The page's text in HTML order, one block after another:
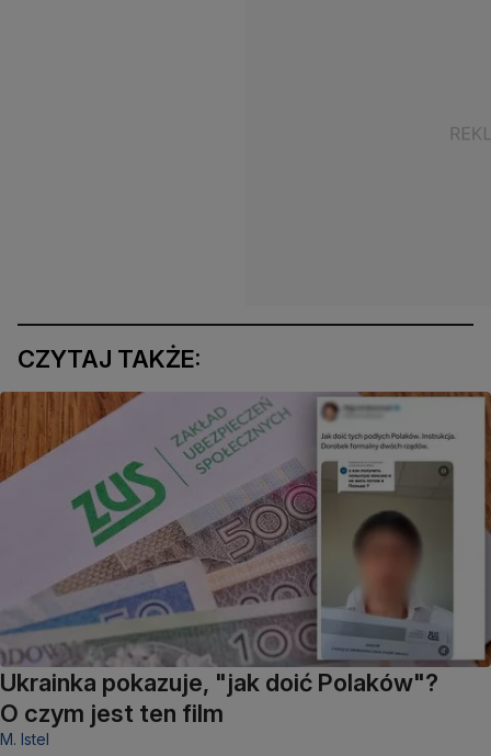
CZYTAJ TAKŻE:
Ukrainka pokazuje, "jak doić Polaków"?
O czym jest ten film
M. Istel